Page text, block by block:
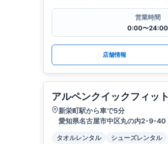
営業時間
0:00〜24:00
店舗情報
アルペンクイックフィッ
新栄町駅から車で5分
愛知県名古屋市中区丸の内2-9-40
タオルレンタル シューズレンタル